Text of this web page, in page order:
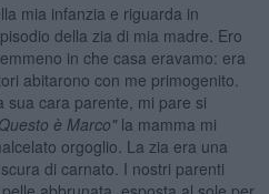
mia infanzia e riguarda in
della zia di mia madre. Ero
in che casa eravamo: era
abitarono con me primogenito.
sua cara parente, mi pare si
è Marco"la mamma mi
orgoglio. La zia era una
di carnato. I nostri parenti